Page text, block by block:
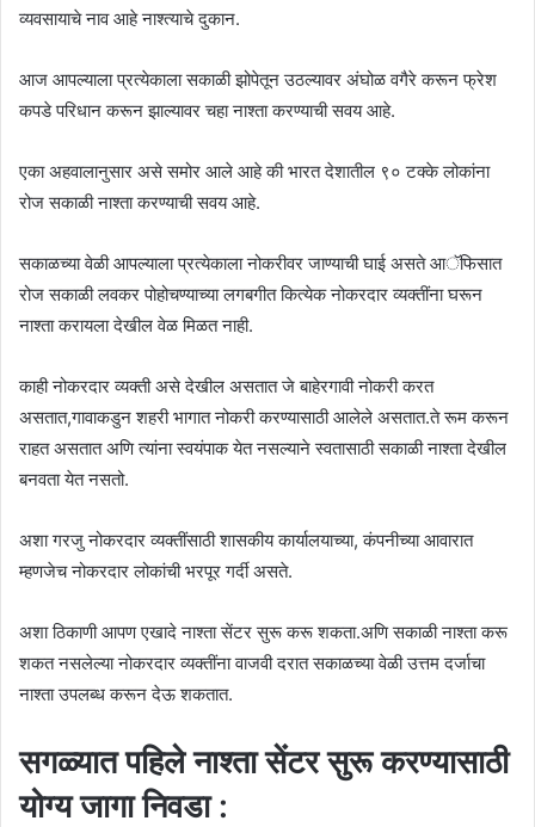
व्यवसायाचे नाव आहे नाश्त्याचे दुकान.
आज आपल्याला प्रत्येकाला सकाळी झोपेतून उठल्यावर अंघोळ वगैरे करून फ्रेश
कपडे परिधान करून झाल्यावर चहा नाश्ता करण्याची सवय आहे.
एका अहवालानुसार असे समोर आले आहे की भारत देशातील ९० टक्के लोकांना
रोज सकाळी नाश्ता करण्याची सवय आहे.
सकाळच्या वेळी आपल्याला प्रत्येकाला नोकरीवर जाण्याची घाई असते आॅफिसात
रोज सकाळी लवकर पोहोचण्याच्या लगबगीत कित्येक नोकरदार व्यक्तींना घरून
नाश्ता करायला देखील वेळ मिळत नाही.
काही नोकरदार व्यक्ती असे देखील असतात जे बाहेरगावी नोकरी करत
असतात,गावाकडुन शहरी भागात नोकरी करण्यासाठी आलेले असतात.ते रूम करून
राहत असतात अणि त्यांना स्वयंपाक येत नसल्याने स्वतासाठी सकाळी नाश्ता देखील
बनवता येत नसतो.
अशा गरजु नोकरदार व्यक्तींसाठी शासकीय कार्यालयाच्या, कंपनीच्या आवारात
म्हणजेच नोकरदार लोकांची भरपूर गर्दी असते.
अशा ठिकाणी आपण एखादे नाश्ता सेंटर सुरू करू शकता.अणि सकाळी नाश्ता करू
शकत नसलेल्या नोकरदार व्यक्तींना वाजवी दरात सकाळच्या वेळी उत्तम दर्जाचा
नाश्ता उपलब्ध करून देऊ शकतात.
सगळ्यात पहिले नाश्ता सेंटर सुरू करण्यासाठी
योग्य जागा निवडा :